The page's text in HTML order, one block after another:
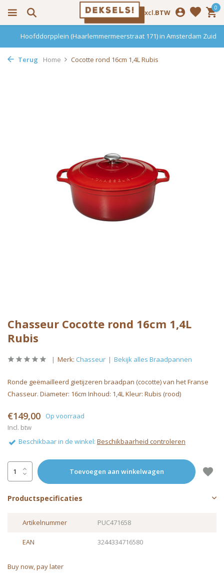
Incl. Excl.BTW
0
Hoofddorpplein (Haarlemmermeerstraat 171) in Amsterdam Zuid
Terug Home Cocotte rond 16cm 1,4L Rubis
Chasseur Cocotte rond 16cm 1,4L
Rubis
Merk: Chasseur Bekijk alles Braadpannen
Ronde geëmailleerd gietijzeren braadpan (cocotte) van het Franse
Chasseur. Diameter: 16cm Inhoud: 1,4L Kleur: Rubis (rood)
€149,00
Op voorraad
Incl. btw
Beschikbaar in de winkel: Beschikbaarheid controleren
Toevoegen aan winkelwagen
Productspecificaties
Artikelnummer PUC471658
EAN 3244334716580
Buy now, pay later